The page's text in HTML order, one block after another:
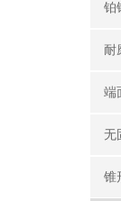
铂
耐
端
无
锥